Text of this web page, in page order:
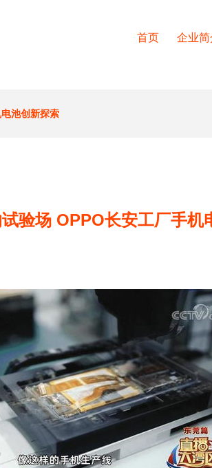
首页 企业简
池创新探索
验场 OPPO长安工厂手机